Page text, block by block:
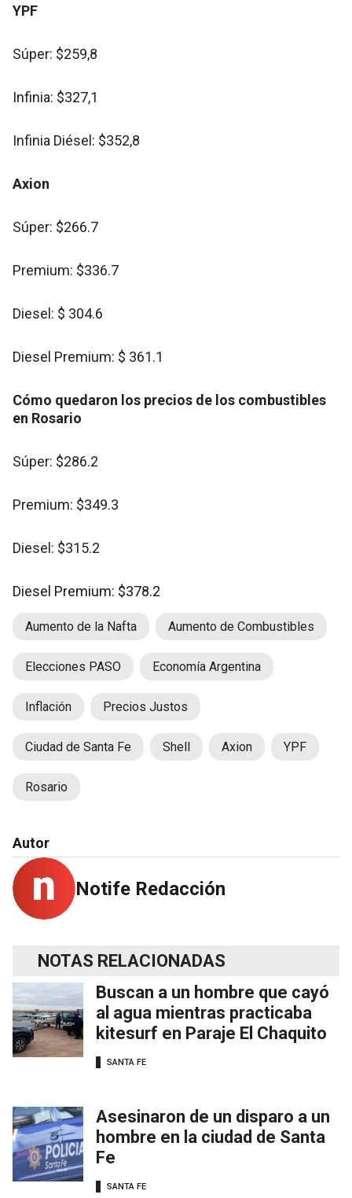
YPF
Súper: $259,8
Infinia: $327,1
Infinia Diésel: $352,8
Axion
Súper: $266.7
Premium: $336.7
Diesel: $ 304.6
Diesel Premium: $ 361.1
Cómo quedaron los precios de los combustibles
en Rosario
Súper: $286.2
Premium: $349.3
Diesel: $315.2
Diesel Premium: $378.2
Aumento de la Nafta Aumento de Combustibles
Elecciones PASO Economía Argentina
Inflación Precios Justos
Ciudad de Santa Fe Shell Axion YPF
Rosario
Autor
Notife Redacción
NOTAS RELACIONADAS
Buscan a un hombre que cayó
al agua mientras practicaba
kitesurf en Paraje El Chaquito
SANTA FE
Asesinaron de un disparo a un
hombre en la ciudad de Santa
Fe
SANTA FE